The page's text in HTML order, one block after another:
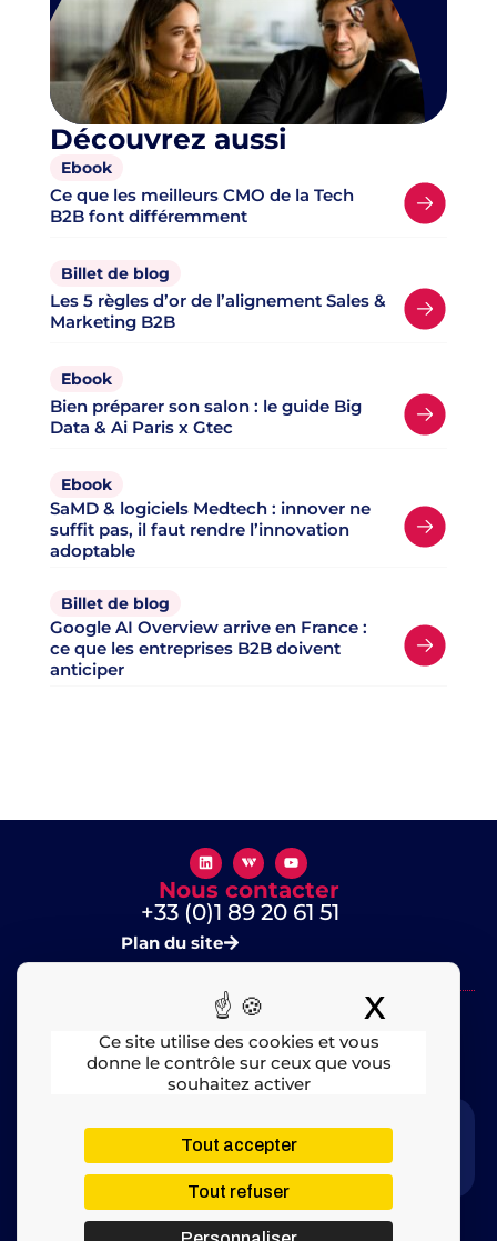
Ce site utilise des cookies et vous
donne le contrôle sur ceux que vous
souhaitez activer
Tout accepter
Tout refuser
X
Découvrez aussi
Ebook
Ce que les meilleurs CMO de la Tech
B2B font différemment
Billet de blog
Les 5 règles d’or de l’alignement Sales &
Marketing B2B
Ebook
Bien préparer son salon : le guide Big
Data & Ai Paris x Gtec
Ebook
SaMD & logiciels Medtech : innover ne
suffit pas, il faut rendre l’innovation
adoptable
Billet de blog
Google AI Overview arrive en France :
ce que les entreprises B2B doivent
anticiper
Nous contacter
+33 (0)1 89 20 61 51
Plan du site
​ – © 2025 All rights Reserved